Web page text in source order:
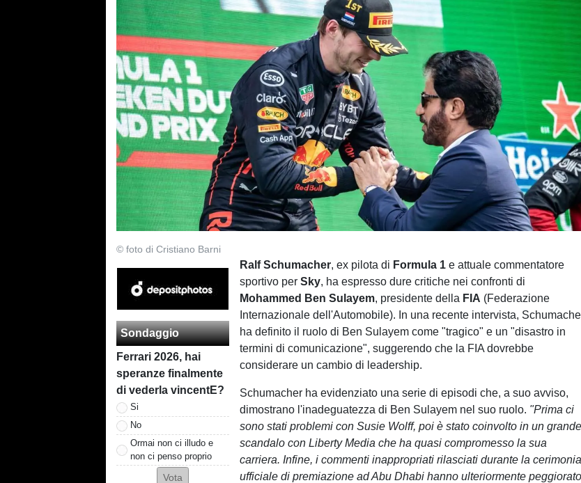
© foto di Cristiano Barni
Sondaggio
Ferrari 2026, hai
speranze finalmente
di vederla vincentE?
Si
No
Ormai non ci illudo e
non ci penso proprio
Ralf Schumacher, ex pilota di Formula 1 e attuale commentatore
sportivo perSky, ha espresso dure critiche nei confronti di
Mohammed Ben Sulayem, presidente della FIA (Federazione
Internazionale dell'Automobile). In una recente intervista,
ha definito il ruolo di Ben Sulayem come "tragico" e un "disastro in
termini di comunicazione", suggerendo che la FIA dovrebbe
considerare un cambio di leadership.
Schumacher ha evidenziato una serie di episodi che, a suo avviso,
dimostrano l'inadeguatezza di Ben Sulayem nel suo ruolo. "Prima ci
sono stati problemi con Susie Wolff, poi è stato coinvolto in un grande
scandalo con Liberty Media che ha quasi compromesso la sua
carriera. Infine, i commenti inappropriati rilasciati durante la cerimonia
ufficiale di premiazione ad Abu Dhabi hanno ulteriormente peggiorato